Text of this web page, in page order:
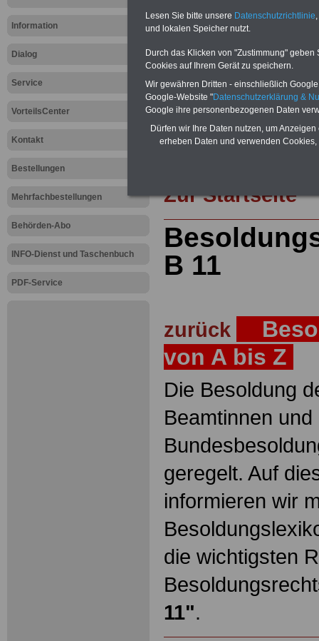
Information
Dialog
Service
VorteilsCenter
Kontakt
Bestellungen
Mehrfachbestellungen
Behörden-Abo
INFO-Dienst und Taschenbuch
PDF-Service
ACHTUNG Nachzahlung für alle
amtsangemessener Alimentation
Post, Telekom und Postbank)
amtsangemessen Alimentation
Hier die
abschließen!
Zur Startseite
B 11
zurück
von A bis Z
Die Besoldung
Beamtinnen
geregelt. Auf
informieren wir
die wichtigsten
11".
Lesen Sie bitte unsere Datenschutzrichtlinie
und lokalen Speicher nutzt.
Durch das Klicken von "Zustimmung"
Cookies auf Ihrem Gerät zu speichern.
Wir gewähren Dritten - einschließlich
Google-Website "Datenschutzerklärung &
Google ihre personenbezogenen Daten
Dürfen wir Ihre Daten nutzen, um
erheben Daten und verwenden